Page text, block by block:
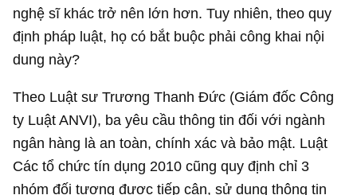
nghệ sĩ khác trở nên lớn hơn. Tuy nhiên, theo quy
định pháp luật, họ có bắt buộc phải công khai nội
dung này?
Theo Luật sư Trương Thanh Đức (Giám đốc Công
ty Luật ANVI), ba yêu cầu thông tin đối với ngành
ngân hàng là an toàn, chính xác và bảo mật. Luật
Các tổ chức tín dụng 2010 cũng quy định chỉ 3
nhóm đối tượng được tiếp cận, sử dụng thông tin